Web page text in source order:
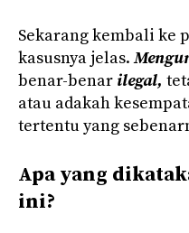
Sekarang kembali ke
kasusnya jelas.
benar-benar ilegal,
atau adakah
tertentu yang
Apa yang
ini?